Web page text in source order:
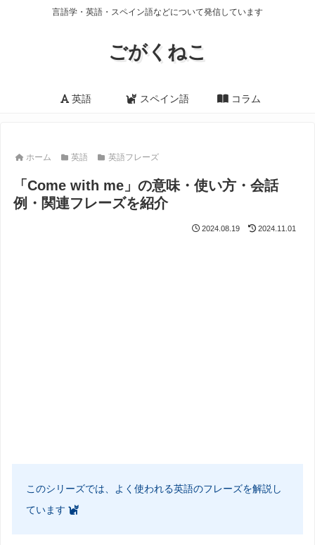
言語学・英語・スペイン語などについて発信しています
ごがくねこ
英語 スペイン語 コラム
ホーム 英語 英語フレーズ
「Come with me」の意味・使い方・会話
例・関連フレーズを紹介
2024.08.19 2024.11.01
このシリーズでは、よく使われる英語のフレーズを解説し
ています